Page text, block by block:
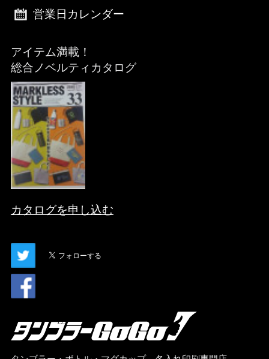
営業日カレンダー
アイテム満載！
総合ノベルティカタログ
カタログを申し込む